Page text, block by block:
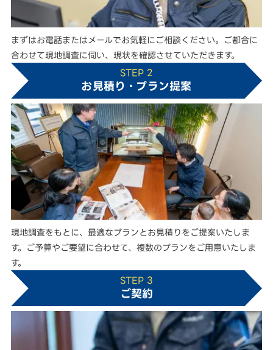
まずはお電話またはメールでお気軽にご相談ください。ご都合に
合わせて現地調査に伺い、現状を確認させていただきます。
STEP 2
お見積り・プラン提案
現地調査をもとに、最適なプランとお見積りをご提案いたしま
す。ご予算やご要望に合わせて、複数のプランをご用意いたしま
す。
STEP 3
ご契約